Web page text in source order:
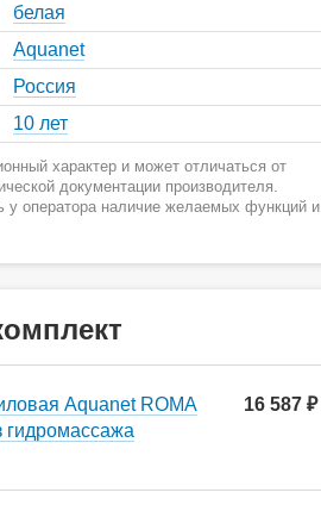
белая
Aquanet
Россия
10 лет
характер и может отличаться от
документации производителя.
у оператора наличие желаемых функций и
Aquanet ROMA
гидромассажа
16 587 ₽